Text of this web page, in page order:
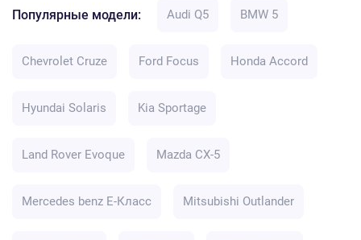
Популярные модели: Audi Q5 BMW 5
Chevrolet Cruze Ford Focus Honda Accord
Hyundai Solaris Kia Sportage
Land Rover Evoque Mazda CX-5
Mercedes benz E-Класс Mitsubishi Outlander